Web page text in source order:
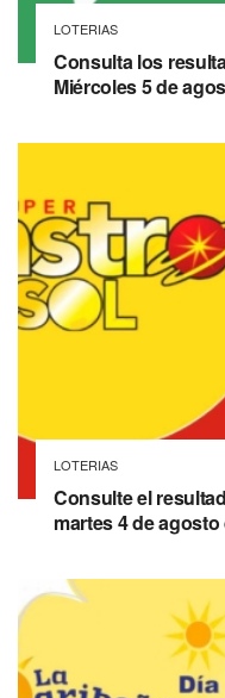
LOTERIAS
Consulta los
Miércoles 5 de
LOTERIAS
Consulte el
martes 4 de agosto